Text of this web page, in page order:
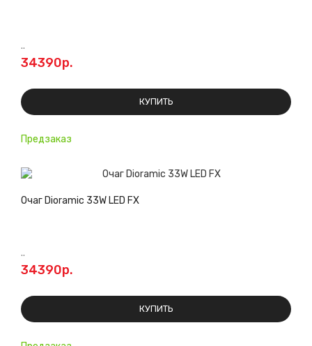
Предзаказ
..
34390р.
КУПИТЬ
Очаг Dioramic 33W LED FX
..
34390р.
КУПИТЬ